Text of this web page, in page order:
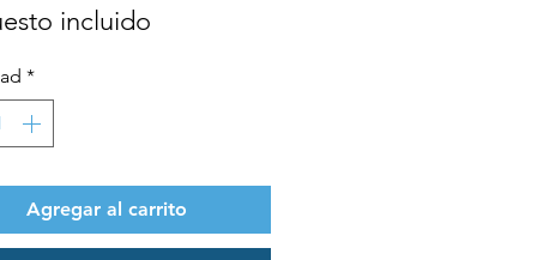
incluido
*
Agregar al carrito